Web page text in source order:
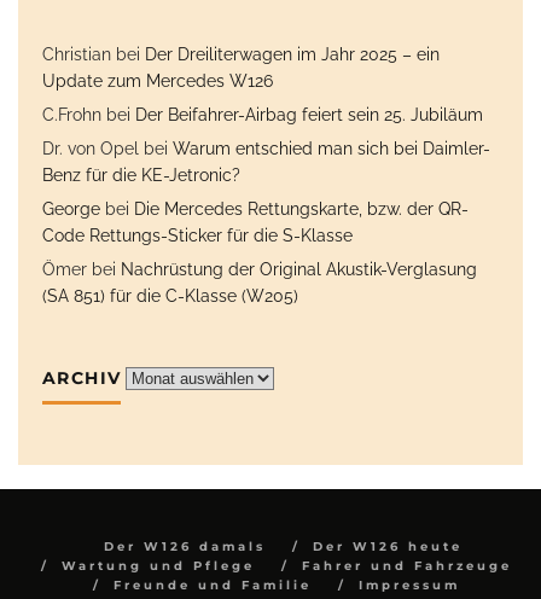
Christian bei Der Dreiliterwagen im Jahr 2025 – ein
Update zum Mercedes W126
C.Frohn bei Der Beifahrer-Airbag feiert sein 25. Jubiläum
Dr. von Opel
bei Warum entschied man sich bei Daimler-
Benz für die KE-Jetronic?
George bei Die Mercedes Rettungskarte, bzw. der QR-
Code Rettungs-Sticker für die S-Klasse
Ömer bei Nachrüstung der Original Akustik-Verglasung
(SA 851) für die C-Klasse (W205)
ARCHIV Archiv
Der W126 damals
Der W126 heute
Wartung und Pflege
Fahrer und Fahrzeuge
Freunde und Familie
Impressum